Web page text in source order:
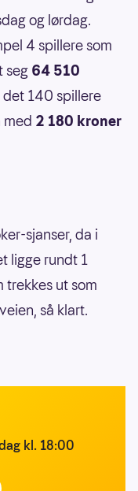
og lørdag.
4 spillere som
seg 64 510
det 140 spillere
med 2 180 kroner
sjanser, da i
ligge rundt 1
trekkes ut som
så klart.
kl. 18:00